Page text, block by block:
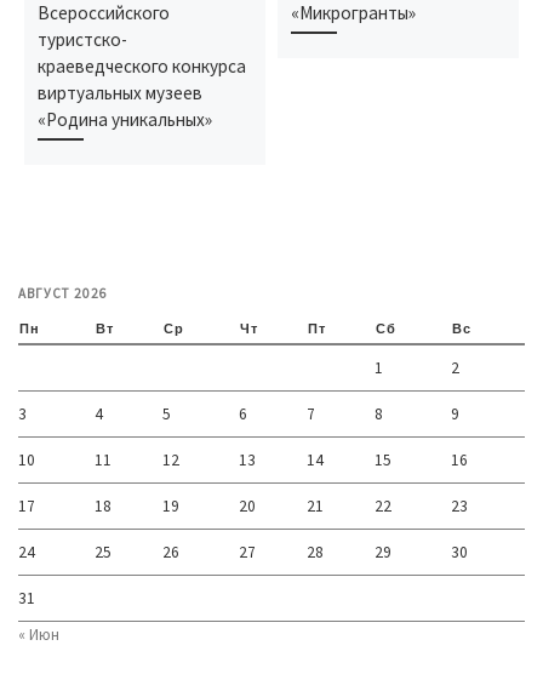
Всероссийского
туристско-
краеведческого конкурса
виртуальных музеев
«Родина уникальных»
«Микрогранты»
АВГУСТ 2026
Пн Вт Ср Чт Пт Сб Вс
1 2
3 4 5 6 7 8 9
10 11 12 13 14 15 16
17 18 19 20 21 22 23
24 25 26 27 28 29 30
31
« Июн